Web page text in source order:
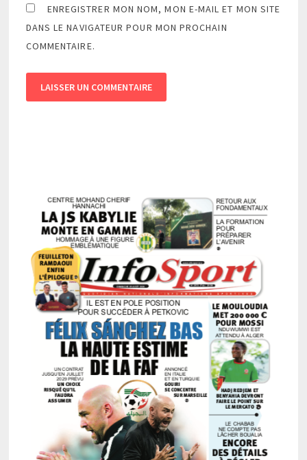
ENREGISTRER MON NOM, MON E-MAIL ET MON SITE
DANS LE NAVIGATEUR POUR MON PROCHAIN
COMMENTAIRE.